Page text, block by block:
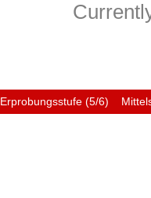
Erprobungsstufe (5/6)